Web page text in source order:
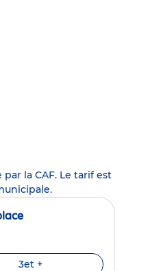
la CAF. Le tarif est
3et +